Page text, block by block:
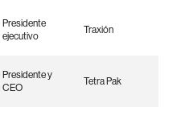
Presidente
ejecutivo
Traxión
Presidente y
CEO
Tetra Pak